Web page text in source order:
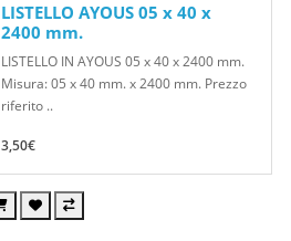
LISTELLO AYOUS 05 x 40 x
2400 mm.
LISTELLO IN AYOUS 05 x 40 x 2400 mm.
Misura: 05 x 40 mm. x 2400 mm. Prezzo
riferito ..
3,50€